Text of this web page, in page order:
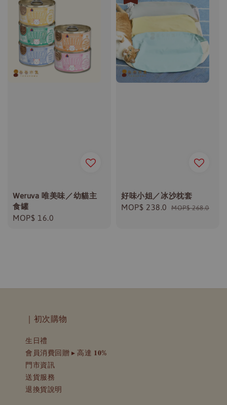
Weruva 唯美味／幼貓主
食罐
Regular
MOP$ 16.0
好味小姐／冰沙枕套
Sale
MOP$ 238.0 Regular
MOP$ 268.0
｜初次購物
生日禮
會員消費回贈 ▸ 高達 𝟏𝟎%
門市資訊
送貨服務
退換貨說明